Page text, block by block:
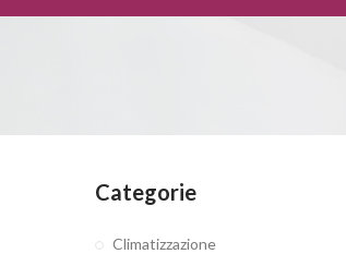
Categorie
Climatizzazione